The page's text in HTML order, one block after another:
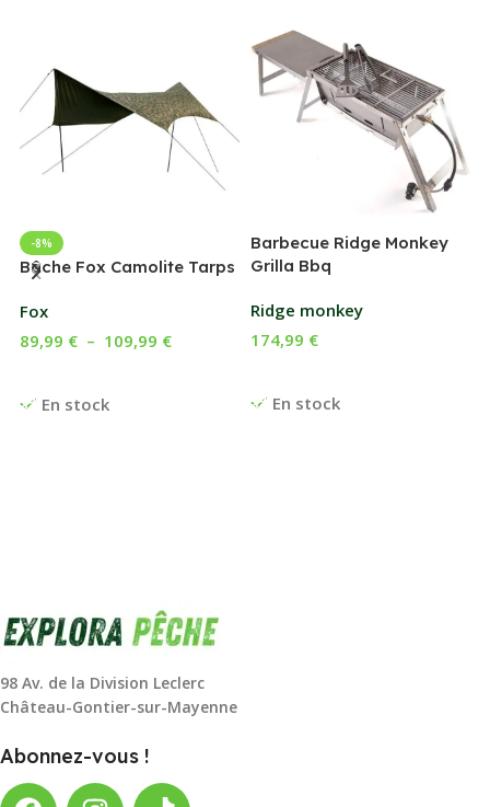
-8%
Bâche Fox Camolite Tarps
Fox
En stock
89,99 € – 109,99 €
Barbecue Ridge Monkey
Grilla Bbq
Ridge monkey
En stock
174,99 €
98 Av. de la Division Leclerc
Château-Gontier-sur-Mayenne
Abonnez-vous !